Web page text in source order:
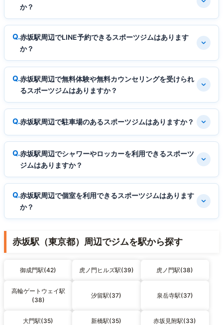
か？
赤坂駅周辺でLINE予約できるスポーツジムはあります
か？
赤坂駅周辺で無料体験や無料カウンセリングを受けられ
るスポーツジムはありますか？
赤坂駅周辺で駐車場のあるスポーツジムはありますか？
赤坂駅周辺でシャワーやロッカーを利用できるスポーツ
ジムはありますか？
赤坂駅周辺で個室を利用できるスポーツジムはあります
か？
赤坂駅（東京都）周辺でジムを駅から探す
御成門駅(42) 虎ノ門ヒルズ駅(39) 虎ノ門駅(38)
高輪ゲートウェイ駅
(38)
汐留駅(37) 泉岳寺駅(37)
大門駅(35) 新橋駅(35) 赤坂見附駅(33)